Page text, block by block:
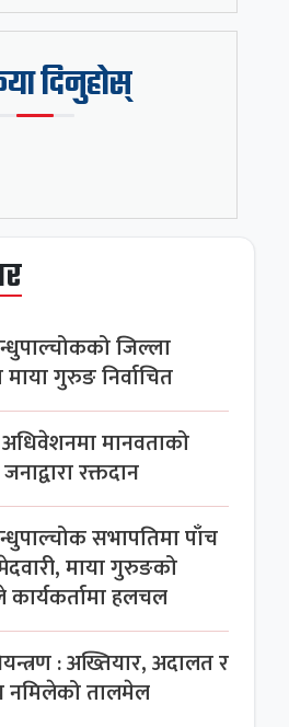
दिनुहोस्
जिल्ला
गुरुङ निर्वाचित
अधिवेशनमा मानवताको
रक्तदान
सभापतिमा पाँच
माया गुरुङको
कार्यकर्तामा हलचल
: अख्तियार, अदालत र
नमिलेको तालमेल